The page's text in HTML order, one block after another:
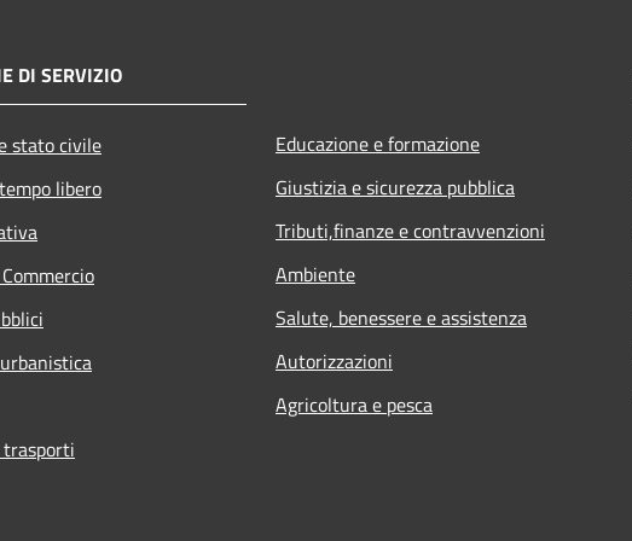
DI SERVIZIO
stato civile
libero
Educazione e formazione
Giustizia e sicurezza pubblica
Tributi,finanze e contravvenzioni
Ambiente
Salute, benessere e assistenza
Autorizzazioni
Agricoltura e pesca